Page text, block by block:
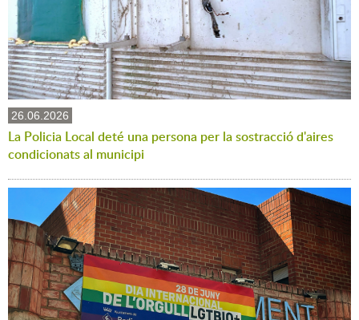
26.06.2026
La Policia Local deté una persona per la sostracció d'aires
condicionats al municipi